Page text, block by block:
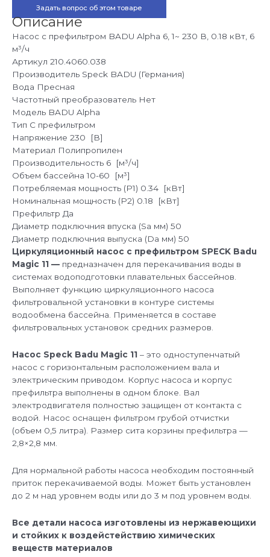
Speck
BADU
Alpha
6,
1~
0,18
кВт
Задать вопрос об этом товаре
Описание
Насос с префильтром BADU Alpha 6, 1~ 230 В, 0.18 кВт, 6
м³/ч
Артикул 210.4060.038
Производитель Speck BADU (Германия)
Вода Пресная
Частотный преобразователь Нет
Модель BADU Alpha
Тип С префильтром
Напряжение 230 [В]
Материал Полипропилен
Производительность 6 [м³/ч]
Объем бассейна 10-60 [м³]
Потребляемая мощность (P1) 0.34 [кВт]
Номинальная мощность (P2) 0.18 [кВт]
Префильтр Да
Диаметр подключния впуска (Sa мм) 50
Диаметр подключния выпуска (Da мм) 50
Циркуляционный насос с префильтром SPECK Badu
Magic 11 — предназначен для перекачивания воды в
системах водоподготовки плавательных бассейнов.
Выполняет функцию циркуляционного насоса
фильтровальной установки в контуре системы
водообмена бассейна. Применяется в составе
фильтровальных установок средних размеров.
Насос Speck Badu Magic 11 – это одноступенчатый
насос с горизонтальным расположением вала и
электрическим приводом. Корпус насоса и корпус
префильтра выполнены в одном блоке. Вал
электродвигателя полностью защищен от контакта с
водой. Насос оснащен фильтром грубой отчистки
(объем 0,5 литра). Размер сита корзины префильтра —
2,8×2,8 мм.
Для нормальной работы насоса необходим постоянный
приток перекачиваемой воды. Может быть установлен
до 2 м над уровнем воды или до 3 м под уровнем воды.
Все детали насоса изготовлены из нержавеющихи
и стойких к воздейстействию химических
веществ материалов